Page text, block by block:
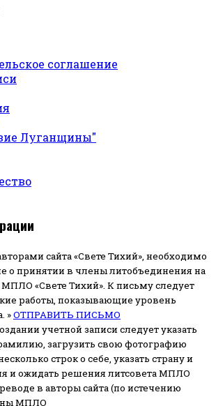
соглашение
Луганщины"
сайта «Свете Тихий», необходимо
о принятии в члены литобъединения на
«Свете Тихий». К письму следует
работы, показывающие уровень
»ОТПРАВИТЬ ПИСЬМО
учетной записи следует указать
загрузить свою фотографию
строк о себе, указать страну и
и ожидать решения литсовета МПЛО
в авторы сайта (по истечению
МПЛО